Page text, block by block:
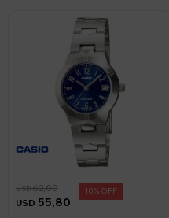
USD 55,80
USD62,00 10